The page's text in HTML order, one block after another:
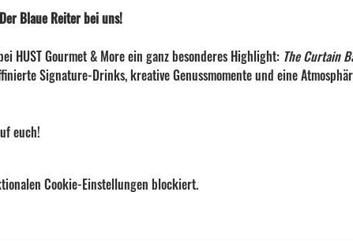
Blaue Reiter bei uns!
HUST Gourmet & More ein ganz besonderes Highlight: The Curtain
Signature-Drinks, kreative Genussmomente und eine
euch!
Cookie-Einstellungen blockiert.